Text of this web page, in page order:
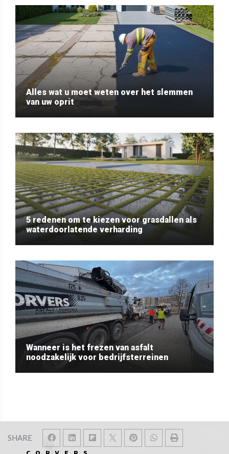
SHARE
Alles wat u moet weten over het slemmen
van uw oprit
5 redenen om te kiezen voor grasdallen als
waterdoorlatende verharding
Wanneer is het frezen van asfalt
noodzakelijk voor bedrijfsterreinen